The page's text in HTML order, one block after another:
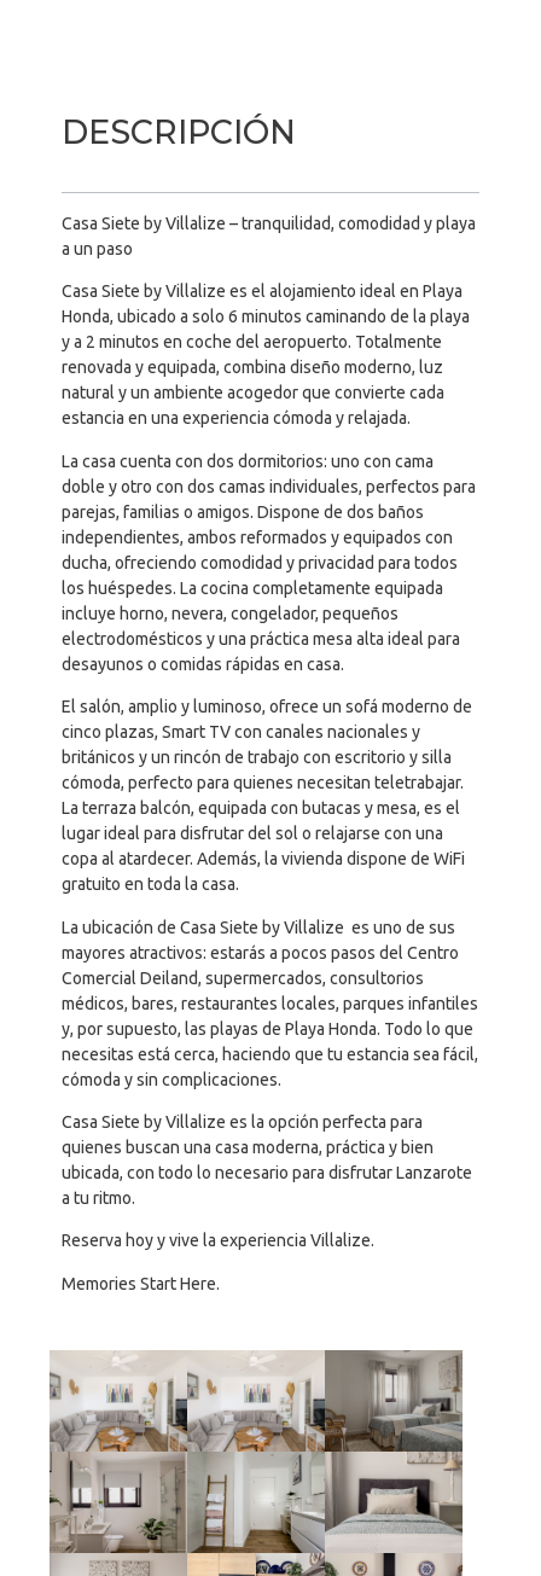
DESCRIPCIÓN
Casa Siete by Villalize – tranquilidad, comodidad y playa
a un paso
Casa Siete by Villalize es el alojamiento ideal en Playa
Honda, ubicado a solo 6 minutos caminando de la playa
y a 2 minutos en coche del aeropuerto. Totalmente
renovada y equipada, combina diseño moderno, luz
natural y un ambiente acogedor que convierte cada
estancia en una experiencia cómoda y relajada.
La casa cuenta con dos dormitorios: uno con cama
doble y otro con dos camas individuales, perfectos para
parejas, familias o amigos. Dispone de dos baños
independientes, ambos reformados y equipados con
ducha, ofreciendo comodidad y privacidad para todos
los huéspedes. La cocina completamente equipada
incluye horno, nevera, congelador, pequeños
electrodomésticos y una práctica mesa alta ideal para
desayunos o comidas rápidas en casa.
El salón, amplio y luminoso, ofrece un sofá moderno de
cinco plazas, Smart TV con canales nacionales y
británicos y un rincón de trabajo con escritorio y silla
cómoda, perfecto para quienes necesitan teletrabajar.
La terraza balcón, equipada con butacas y mesa, es el
lugar ideal para disfrutar del sol o relajarse con una
copa al atardecer. Además, la vivienda dispone de WiFi
gratuito en toda la casa.
La ubicación de Casa Siete by Villalize es uno de sus
mayores atractivos: estarás a pocos pasos del Centro
Comercial Deiland, supermercados, consultorios
médicos, bares, restaurantes locales, parques infantiles
y, por supuesto, las playas de Playa Honda. Todo lo que
necesitas está cerca, haciendo que tu estancia sea fácil,
cómoda y sin complicaciones.
Casa Siete by Villalize es la opción perfecta para
quienes buscan una casa moderna, práctica y bien
ubicada, con todo lo necesario para disfrutar Lanzarote
a tu ritmo.
Reserva hoy y vive la experiencia Villalize.
Memories Start Here.